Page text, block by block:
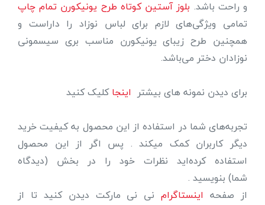
و راحت باشد. بلوز آستین کوتاه طرح یونیکورن تمام چاپ
تمامی ویژگی‌های لازم برای لباس نوزاد را داراست و
همچنین طرح زیبای یونیکورن مناسب بری سیسمونی
نوزادان دختر می‌باشد.
برای دیدن نمونه های بیشتر اینجاکلیک کنید
تجربه‌های شما در استفاده از این محصول به کیفیت خرید
دیگر کاربران کمک میکند . پس اگر از این محصول
استفاده کرده‌اید نظرات خود را در بخش (دیدگاه
شما) بنویسید .
از صفحه اینستاگرام نی نی مارکت دیدن کنید تا از